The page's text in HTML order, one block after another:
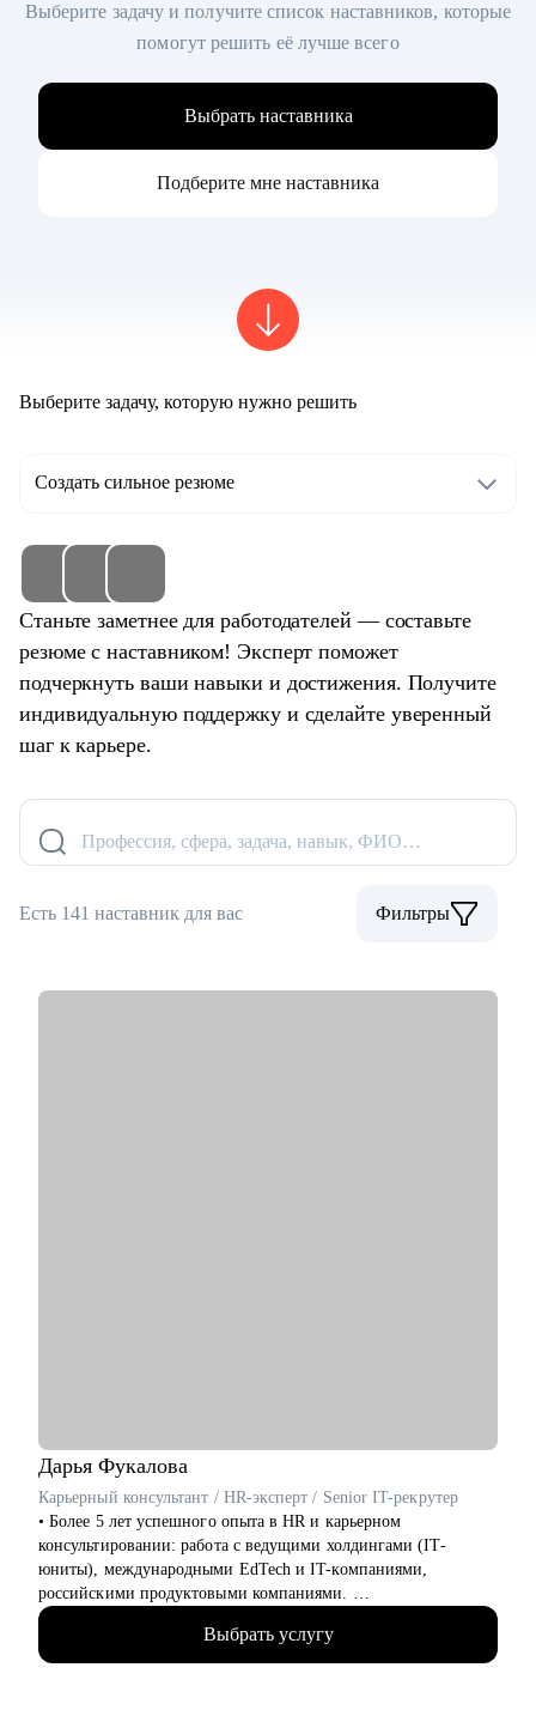
Выберите задачу и получите список наставников, которые
помогут решить её лучше всего
Выбрать наставника
Подберите мне наставника
Выберите задачу, которую нужно решить
Создать сильное резюме
Станьте заметнее для работодателей — составьте
резюме с наставником! Эксперт поможет
подчеркнуть ваши навыки и достижения. Получите
индивидуальную поддержку и сделайте уверенный
шаг к карьере.
Профессия, сфера, задача, навык, ФИО…
Есть 141 наставник для вас Фильтры
Дарья Фукалова
Карьерный консультант / HR-эксперт / Senior IT-рекрутер
• Более 5 лет успешного опыта в HR и карьерном
консультировании: работа с ведущими холдингами (IT-
юниты), международными EdTech и IT-компаниями,
российскими продуктовыми компаниями.
• 20 000+ рассмотренных резюме.
• 10 000+ часов собеседований с IT-специалистами и
руководителями (от junior до С-level).
Выбрать услугу